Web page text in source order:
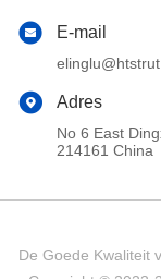
E-mail
Adres
No 6 East
214161 China
De Goede Kwaliteit